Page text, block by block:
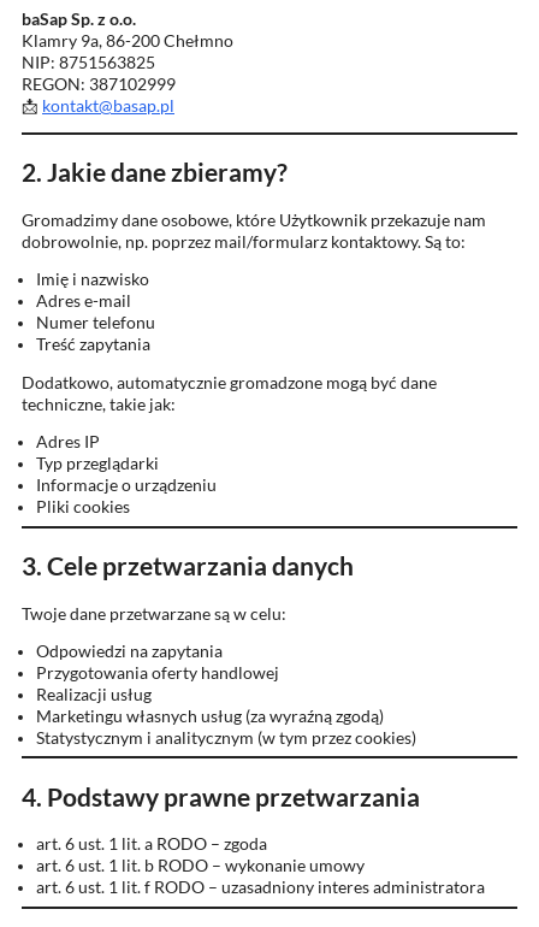
baSap Sp. z o.o.
Klamry 9a, 86-200 Chełmno
NIP: 8751563825
REGON: 387102999
📩 kontakt@basap.pl
2. Jakie dane zbieramy?
Gromadzimy dane osobowe, które Użytkownik przekazuje nam
dobrowolnie, np. poprzez mail/formularz kontaktowy. Są to:
Imię i nazwisko
Adres e-mail
Numer telefonu
Treść zapytania
Dodatkowo, automatycznie gromadzone mogą być dane
techniczne, takie jak:
Adres IP
Typ przeglądarki
Informacje o urządzeniu
Pliki cookies
3. Cele przetwarzania danych
Twoje dane przetwarzane są w celu:
Odpowiedzi na zapytania
Przygotowania oferty handlowej
Realizacji usług
Marketingu własnych usług (za wyraźną zgodą)
Statystycznym i analitycznym (w tym przez cookies)
4. Podstawy prawne przetwarzania
art. 6 ust. 1 lit. a RODO – zgoda
art. 6 ust. 1 lit. b RODO – wykonanie umowy
art. 6 ust. 1 lit. f RODO – uzasadniony interes administratora